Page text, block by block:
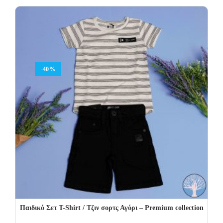
-40%
Παιδικό Σετ T-Shirt / Τζιν σορτς Αγόρι – Premium collection